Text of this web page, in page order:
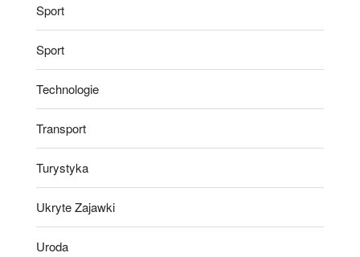
Sport
Sport
Technologie
Transport
Turystyka
Ukryte Zajawki
Uroda